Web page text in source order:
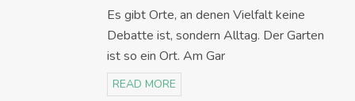
Es gibt Orte, an denen Vielfalt keine
Debatte ist, sondern Alltag. Der Garten
ist so ein Ort. Am Gar
READ MORE